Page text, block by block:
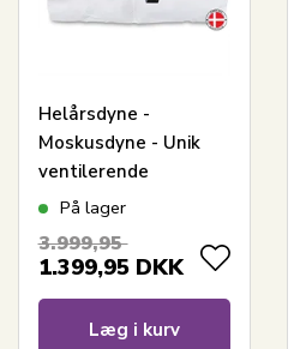
Helårsdyne -
Moskusdyne - Unik
ventilerende
konstruktion -
Allergivenlig dundyne
På lager
3.999,95
1.399,95 DKK
Læg i kurv